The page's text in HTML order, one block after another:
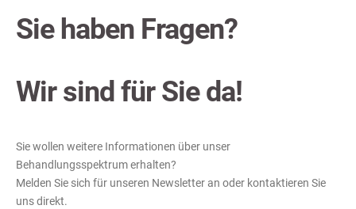
Sie haben Fragen?
Wir sind für Sie da!
Sie wollen weitere Informationen über unser
Behandlungsspektrum erhalten?
Melden Sie sich für unseren Newsletter an oder kontaktieren Sie
uns direkt.